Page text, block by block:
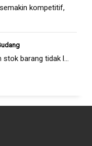
kompetitif,
stok barang tidak l...